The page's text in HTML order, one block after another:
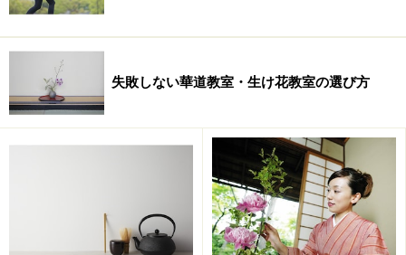
失敗しない華道教室・生け花教室の選び方